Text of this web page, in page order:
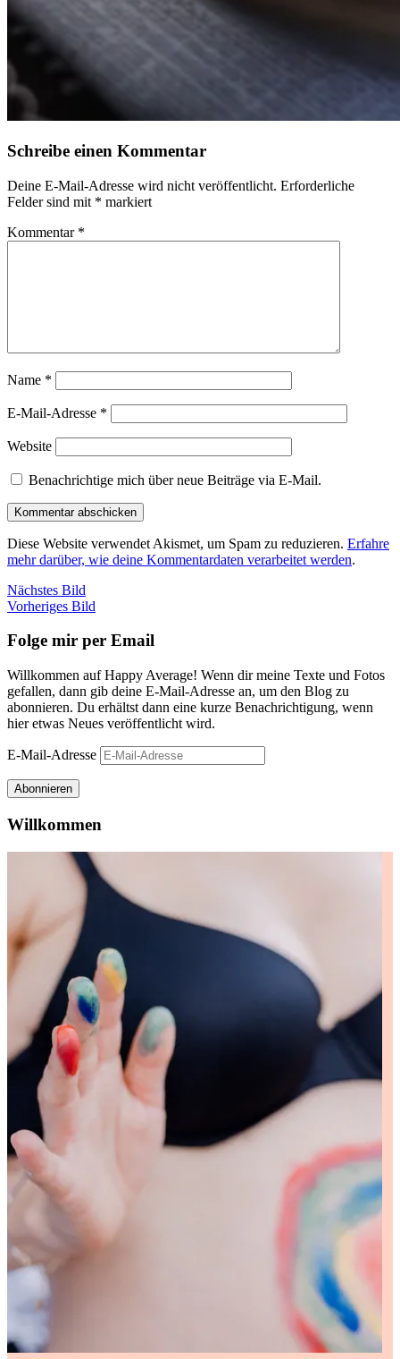
Schreibe einen Kommentar
Deine E-Mail-Adresse wird nicht veröffentlicht. Erforderliche
Felder sind mit * markiert
Kommentar *
Name *
E-Mail-Adresse *
Website
Benachrichtige mich über neue Beiträge via E-Mail.
Diese Website verwendet Akismet, um Spam zu reduzieren. Erfahre
mehr darüber, wie deine Kommentardaten verarbeitet werden.
Nächstes Bild
Vorheriges Bild
Folge mir per Email
Willkommen auf Happy Average! Wenn dir meine Texte und Fotos
gefallen, dann gib deine E-Mail-Adresse an, um den Blog zu
abonnieren. Du erhältst dann eine kurze Benachrichtigung, wenn
hier etwas Neues veröffentlicht wird.
E-Mail-Adresse
Abonnieren
Willkommen